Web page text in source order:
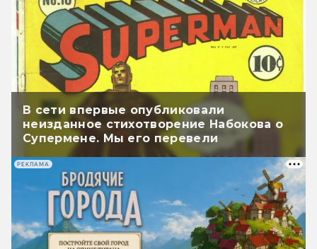
В сети впервые опубликовали
неизданное стихотворение Набокова о
Супермене. Мы его перевели
РЕКЛАМА